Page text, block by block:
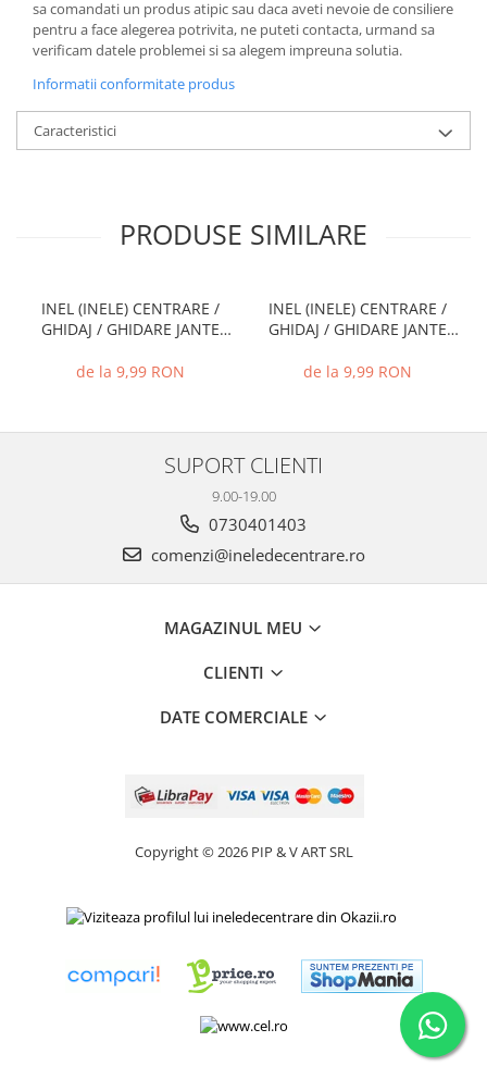
sa comandati un produs atipic sau daca aveti nevoie de consiliere
pentru a face alegerea potrivita, ne puteti contacta, urmand sa
verificam datele problemei si sa alegem impreuna solutia.
Informatii conformitate produs
Caracteristici
PRODUSE SIMILARE
INEL (INELE) CENTRARE /
GHIDAJ / GHIDARE JANTE
de la 9,99 RON
INEL (INELE) CENTRARE /
GHIDAJ / GHIDARE JANTE
de la 9,99 RON
SUPORT CLIENTI
9.00-19.00
0730401403
comenzi@ineledecentrare.ro
MAGAZINUL MEU
CLIENTI
DATE COMERCIALE
Copyright © 2026 PIP & V ART SRL